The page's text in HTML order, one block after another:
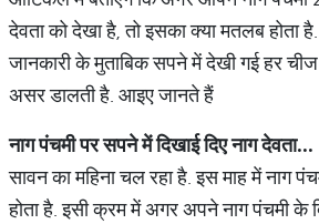
देवता को देखा है, तो इसका क्या मतलब होता
जानकारी के मुताबिक सपने में देखी गई हर
असर डालती है. आइए जानते हैं
नागपंचमीपरसपनेमेंदिखाईदिएनागदेवता...
सावन का महिना चल रहा है. इस माह में नाग
होता है. इसी क्रम में अगर अपने नाग पंचमी के